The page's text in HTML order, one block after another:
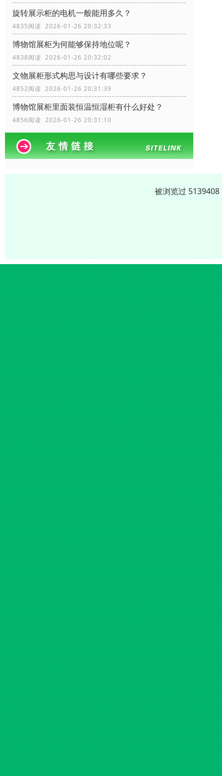
旋转展示柜的电机一般能用多久？
4835阅读 2026-01-26 20:32:33
博物馆展柜为何能够保持地位呢？
4838阅读 2026-01-26 20:32:02
文物展柜形式构思与设计有哪些要求？
4852阅读 2026-01-26 20:31:39
博物馆展柜里面装恒温恒湿柜有什么好处？
4856阅读 2026-01-26 20:31:10
被浏览过